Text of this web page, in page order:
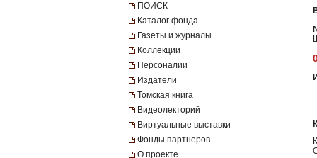
ПОИСК
Каталог фонда
Газеты и журналы
Коллекции
Персоналии
Издатели
Томская книга
Видеолекторий
Виртуальные выставки
Фонды партнеров
О проекте